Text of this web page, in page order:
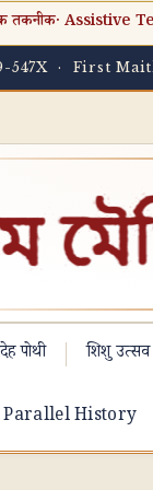
तकनीक· Assistive
547X · First
पोथी शिशु उत्सव
Parallel History